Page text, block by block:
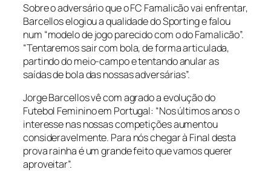
Sobre o adversário que o FC Famalicão vai enfrentar,
Barcellos elogiou a qualidade do Sporting e falou
num “modelo de jogo parecido com o do Famalicão”.
“Tentaremos sair com bola, de forma articulada,
partindo do meio-campo e tentando anular as
saídas de bola das nossas adversárias”.
Jorge Barcellos vê com agrado a evolução do
Futebol Feminino em Portugal: “Nos últimos anos o
interesse nas nossas competições aumentou
consideravelmente. Para nós chegar à Final desta
prova rainha é um grande feito que vamos querer
aproveitar”.